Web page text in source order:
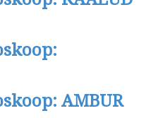
AMBUR